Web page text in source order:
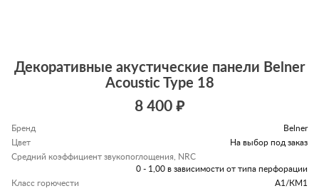
Декоративные акустические панели Belner
Acoustic Type 18
8 400 ₽
Бренд
Belner
Цвет
На выбор под заказ
Средний коэффициент звукопоглощения, NRC
0 - 1,00 в зависимости от типа перфорации
Класс горючести
А1/КМ1